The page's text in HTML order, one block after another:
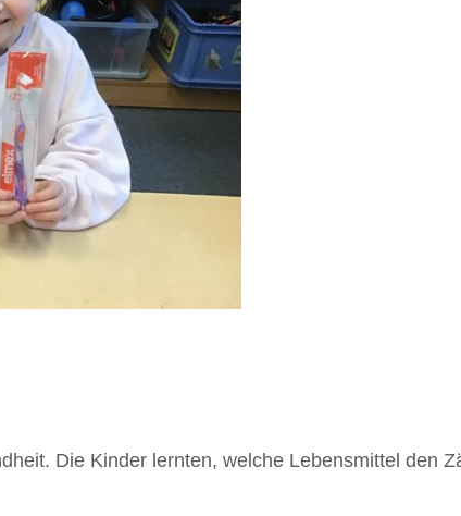
Die Kinder lernten, welche Lebensmittel den